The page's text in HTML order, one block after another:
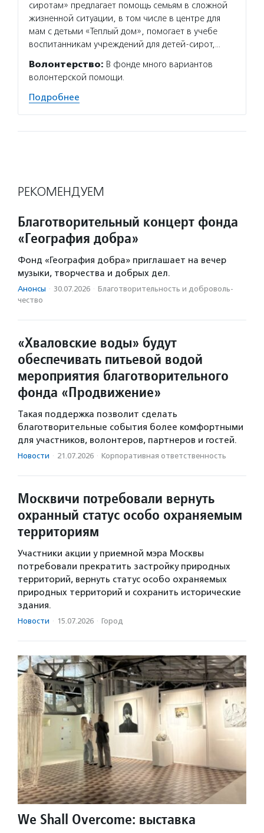
сиротам» предлагает помощь семьям в сложной
жизненной ситуации, в том числе в центре для
мам с детьми «Теплый дом», помогает в учебе
воспитанникам учреждений для детей-сирот,…
Волонтерство: В фонде много вариантов
волонтерской помощи.
Подробнее
РЕКОМЕНДУЕМ
Благотворительный концерт фонда
«География добра»
Фонд «География добра» приглашает на вечер
музыки, творчества и добрых дел.
Анонсы · 30.07.2026 · Благотвори­тель­ность и доброволь­
чест­во
«Хваловские воды» будут
обеспечивать питьевой водой
мероприятия благотворительного
фонда «Продвижение»
Такая поддержка позволит сделать
благотворительные события более комфортными
для участников, волонтеров, партнеров и гостей.
Новости · 21.07.2026 · Корпоративная ответственность
Москвичи потребовали вернуть
охранный статус особо охраняемым
территориям
Участники акции у приемной мэра Москвы
потребовали прекратить застройку природных
территорий, вернуть статус особо охраняемых
природных территорий и сохранить исторические
здания.
Новости · 15.07.2026 · Город
We Shall Overcome: выставка